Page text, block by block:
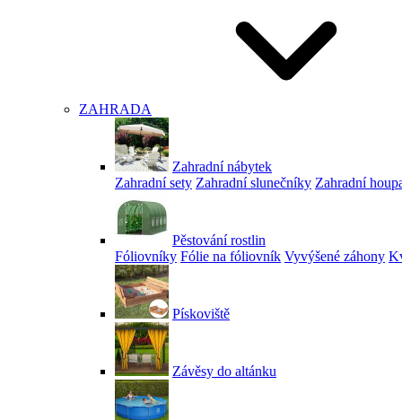
ZAHRADA
Zahradní nábytek
Zahradní sety Zahradní slunečníky Zahradní
Pěstování rostlin
Fóliovníky Fólie na fóliovník Vyvýšené záhony
Pískoviště
Závěsy do altánku